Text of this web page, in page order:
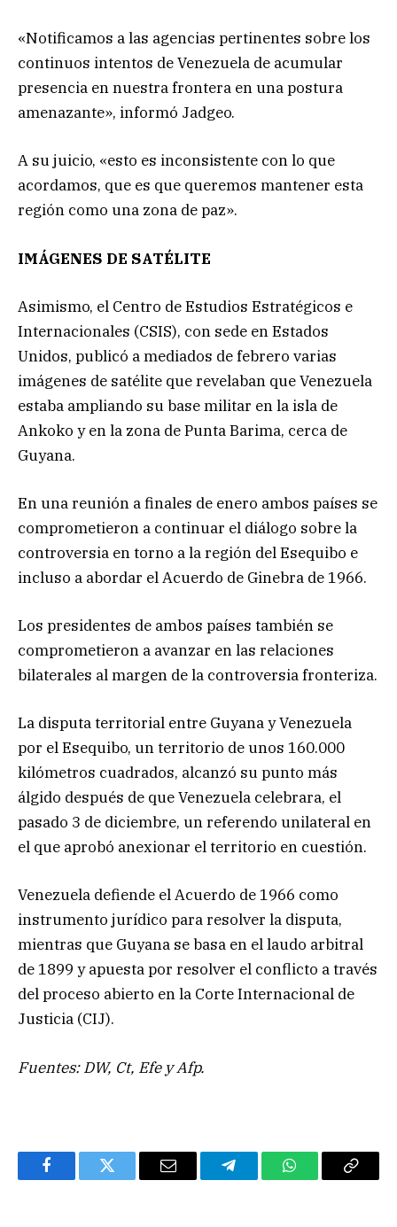
«Notificamos a las agencias pertinentes sobre los
continuos intentos de Venezuela de acumular
presencia en nuestra frontera en una postura
amenazante», informó Jadgeo.
A su juicio, «esto es inconsistente con lo que
acordamos, que es que queremos mantener esta
región como una zona de paz».
IMÁGENES DE SATÉLITE
Asimismo, el Centro de Estudios Estratégicos e
Internacionales (CSIS), con sede en Estados
Unidos, publicó a mediados de febrero varias
imágenes de satélite que revelaban que Venezuela
estaba ampliando su base militar en la isla de
Ankoko y en la zona de Punta Barima, cerca de
Guyana.
En una reunión a finales de enero ambos países se
comprometieron a continuar el diálogo sobre la
controversia en torno a la región del Esequibo e
incluso a abordar el Acuerdo de Ginebra de 1966.
Los presidentes de ambos países también se
comprometieron a avanzar en las relaciones
bilaterales al margen de la controversia fronteriza.
La disputa territorial entre Guyana y Venezuela
por el Esequibo, un territorio de unos 160.000
kilómetros cuadrados, alcanzó su punto más
álgido después de que Venezuela celebrara, el
pasado 3 de diciembre, un referendo unilateral en
el que aprobó anexionar el territorio en cuestión.
Venezuela defiende el Acuerdo de 1966 como
instrumento jurídico para resolver la disputa,
mientras que Guyana se basa en el laudo arbitral
de 1899 y apuesta por resolver el conflicto a través
del proceso abierto en la Corte Internacional de
Justicia (CIJ).
Fuentes: DW, Ct, Efe y Afp.
FacebookTwitter Email TelegramWhatsAppCopy